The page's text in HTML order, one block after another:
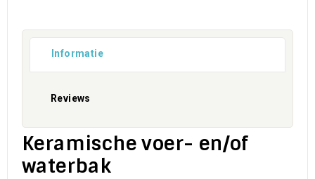
Informatie
Reviews
Keramische voer- en/of
waterbak